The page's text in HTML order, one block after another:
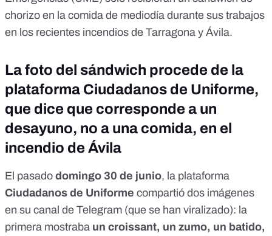
chorizo en la comida de mediodía durante sus trabajos
en los recientes incendios de Tarragona y Ávila.
La foto del sándwich procede de la
plataforma Ciudadanos de Uniforme,
que dice que corresponde a un
desayuno, no a una comida, en el
incendio de Ávila
El pasado domingo 30 de junio, la plataforma
Ciudadanos de Uniforme compartió dos imágenes
en su canal de Telegram (que se han viralizado): la
primera mostraba un croissant, un zumo, un batido,